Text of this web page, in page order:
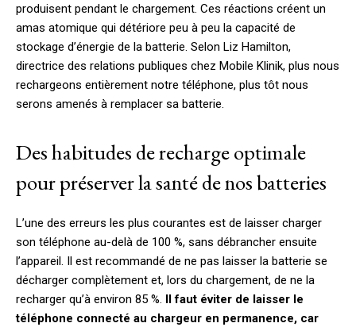
produisent pendant le chargement. Ces réactions créent un
amas atomique qui détériore peu à peu la capacité de
stockage d’énergie de la batterie. Selon Liz Hamilton,
directrice des relations publiques chez Mobile Klinik, plus nous
rechargeons entièrement notre téléphone, plus tôt nous
serons amenés à remplacer sa batterie.
Des habitudes de recharge optimale
pour préserver la santé de nos batteries
L’une des erreurs les plus courantes est de laisser charger
son téléphone au-delà de 100 %, sans débrancher ensuite
l’appareil. Il est recommandé de ne pas laisser la batterie se
décharger complètement et, lors du chargement, de ne la
recharger qu’à environ 85 %. Il faut éviter de laisser le
téléphone connecté au chargeur en permanence, car